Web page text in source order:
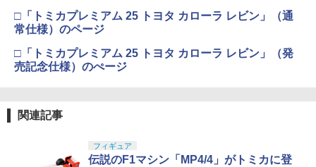
□「トミカプレミアム 25 トヨタ カローラ レビン」（通
常仕様）のページ
□「トミカプレミアム 25 トヨタ カローラ レビン」（発
売記念仕様）のぺージ
関連記事
フィギュア
伝説のF1マシン「MP4/4」がトミカに登